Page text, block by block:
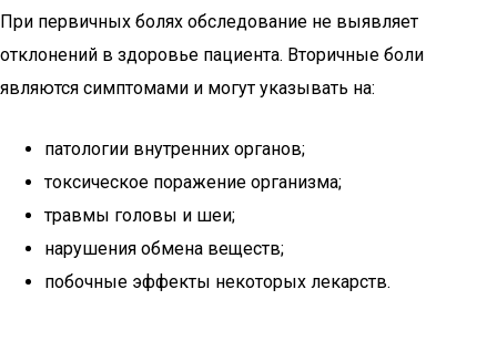
При первичных болях обследование не выявляет
отклонений в здоровье пациента. Вторичные боли
являются симптомами и могут указывать на:
патологии внутренних органов;
токсическое поражение организма;
травмы головы и шеи;
нарушения обмена веществ;
побочные эффекты некоторых лекарств.